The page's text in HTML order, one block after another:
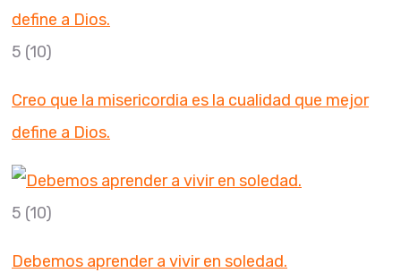
5 (10)
Creo que la misericordia es la cualidad que mejor
define a Dios.
5 (10)
Debemos aprender a vivir en soledad.